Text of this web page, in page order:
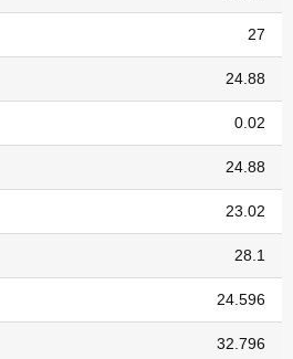
27
24.88
0.02
24.88
23.02
28.1
24.596
32.796